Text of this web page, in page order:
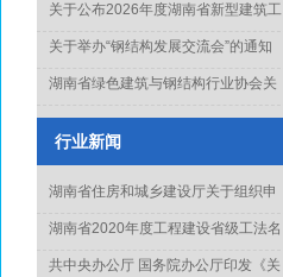
关于公布2026年度湖南省新型建筑工
业化项目、技术和产品推广目录库人
关于举办“钢结构发展交流会”的通知
湖南省绿色建筑与钢结构行业协会关
准》起草单位的通知
行业新闻
湖南省住房和城乡建设厅关于组织申
报2022年度科学技术计划项目的通知
湖南省2020年度工程建设省级工法名
单正式出炉
共中央办公厅 国务院办公厅印发《关